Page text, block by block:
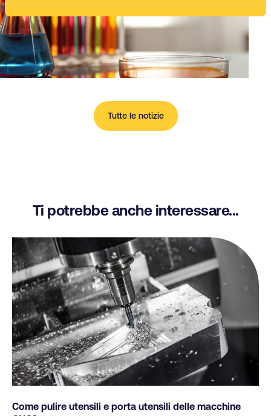
Tutte le notizie
Ti potrebbe anche interessare...
Come pulire utensili e porta utensili delle macchine